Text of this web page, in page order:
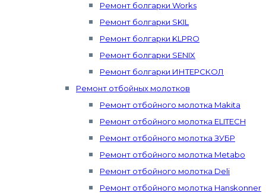
Ремонт болгарки Works
Ремонт болгарки SKIL
Ремонт болгарки KLPRO
Ремонт болгарки SENIX
Ремонт болгарки ИНТЕРСКОЛ
Ремонт отбойных молотков
Ремонт отбойного молотка Makita
Ремонт отбойного молотка ELITECH
Ремонт отбойного молотка ЗУБР
Ремонт отбойного молотка Metabo
Ремонт отбойного молотка Deli
Ремонт отбойного молотка Hanskonner